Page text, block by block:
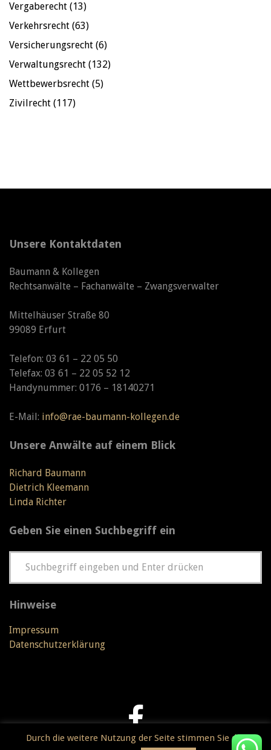
Vergaberecht (13)
Verkehrsrecht (63)
Versicherungsrecht (6)
Verwaltungsrecht (132)
Wettbewerbsrecht (5)
Zivilrecht (117)
Unsere Kontaktdaten
Baumann & Kollegen
Rechtsanwälte – Fachanwälte – Zwangsverwalter
Mittelhäuser Straße 80
99089 Erfurt
Telefon: 03 61 – 22 05 50
Telefax: 03 61 – 22 05 52 12
Handynummer: 0176 – 18140271
E-Mail: info@rae-baumann-kollegen.de
Unsere Anwälte auf einem Blick
Richard Baumann
Dietrich Kleemann
Linda Richter
Geben Sie einen Suchbegriff ein
Hinweise
Impressum
Datenschutzerklärung
Durch die weitere Nutzung der Seite stimmen Sie der